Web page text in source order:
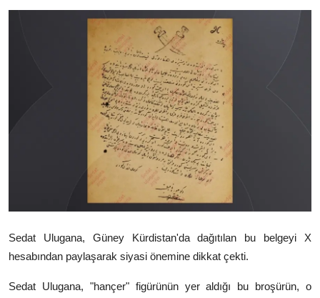
Galeri
Sedat Ulugana, Güney Kürdistan'da dağıtılan bu belgeyi X
hesabından paylaşarak siyasi önemine dikkat çekti.
Sedat Ulugana, "hançer" figürünün yer aldığı bu broşürün, o